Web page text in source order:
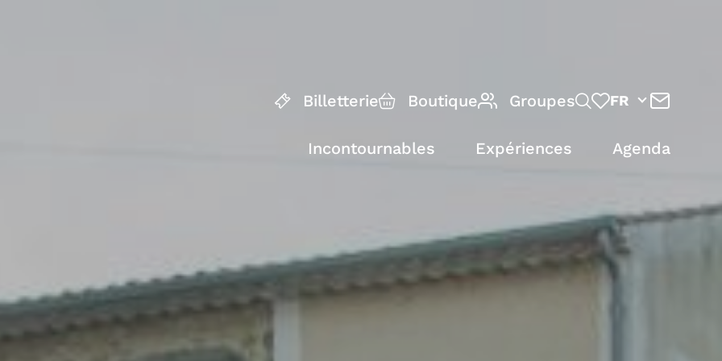
Billetterie Boutique Groupes FR
Incontournables Expériences Agenda